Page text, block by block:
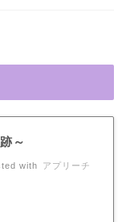
～
with アプリーチ